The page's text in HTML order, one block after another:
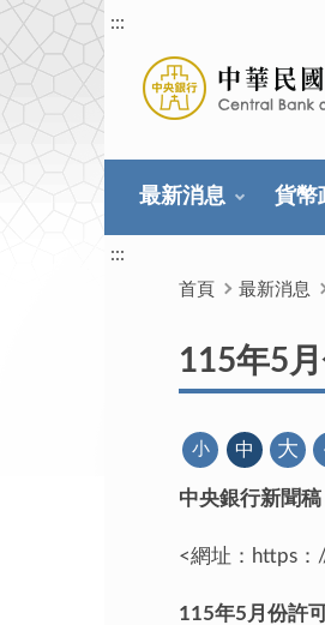
:::
最新消息 貨幣
:::
首頁 最新消息
115年5
小 中 大
中央銀行新聞稿
<網址：https
115年5月份許